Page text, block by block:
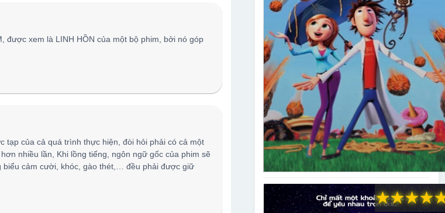
được xem là LINH HỒN của một bộ phim, bởi nó góp
tạp của cả quá trình thực hiện, đòi hỏi phải có cả một
nhiều lần, Khi lồng tiếng, ngôn ngữ gốc của phim sẽ
biểu cảm cười, khóc, gào thét,… đều phải được giữ
★
★
★
★